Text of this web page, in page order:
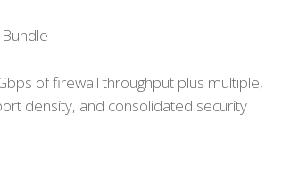
of firewall throughput plus multiple,
density, and consolidated security